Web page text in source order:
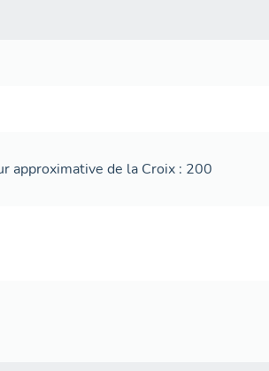
approximative de la Croix : 200